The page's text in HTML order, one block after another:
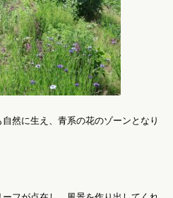
然に生え、青系の花のゾーンとなり